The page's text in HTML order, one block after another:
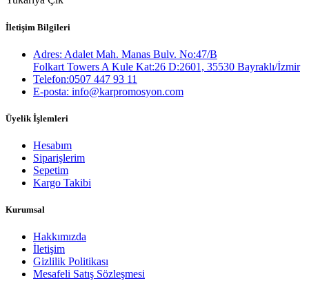
İletişim Bilgileri
Adres: Adalet Mah. Manas Bulv. No:47/B
Folkart Towers A Kule Kat:26 D:2601, 35530 Bayraklı/İzmir
Telefon:0507 447 93 11
E-posta: info@karpromosyon.com
Üyelik İşlemleri
Hesabım
Siparişlerim
Sepetim
Kargo Takibi
Kurumsal
Hakkımızda
İletişim
Gizlilik Politikası
Mesafeli Satış Sözleşmesi